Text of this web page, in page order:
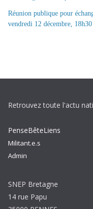
Réunion publique pour
vendredi 12 décembre, 18h30
Retrouvez toute l'actu
PenseBêteLiens
Militant.e.s
Admin
SNEP Bretagne
14 rue Papu